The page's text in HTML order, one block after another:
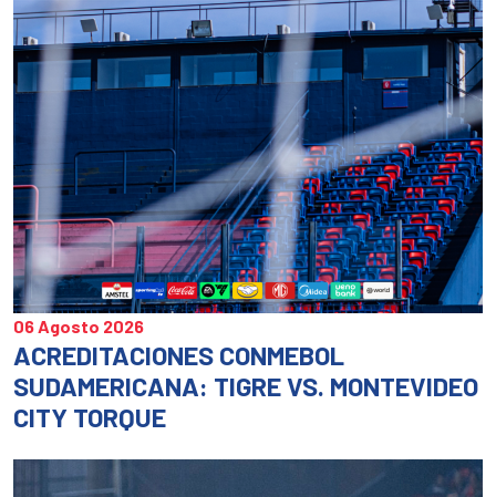
06 Agosto 2026
ACREDITACIONES CONMEBOL
SUDAMERICANA: TIGRE VS. MONTEVIDEO
CITY TORQUE